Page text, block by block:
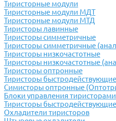
Тиристорные модули
Тиристорные модули МДТ
Тиристорные модули МТД
Тиристоры лавинные
Тиристоры симметричные
Тиристоры симметричные
Тиристоры низкочастотные
Тиристоры низкочастотные
Тиристоры оптронные
Тиристоры быстродействующие
Симисторы оптронные
Блоки управления тиристорами
Тиристоры
Охладители тиристоров